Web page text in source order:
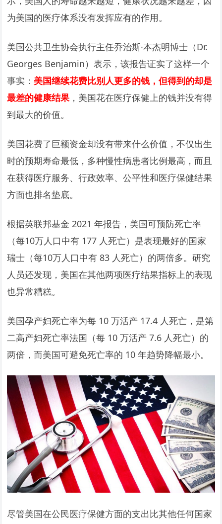
为美国的医疗体系没有发挥应有的作用。
美国公共卫生协会执行主任乔治斯·本杰明博士（Dr.
Georges Benjamin）表示，该报告证实了这样一个
事实： 美国继续花费比别人更多的钱，但得到的却是
最差的健康结果，美国花在医疗保健上的钱并没有得
到最大的价值。
美国花费了巨额资金却没有带来什么价值，不仅出生
时的预期寿命最低，多种慢性病患者比例最高，而且
在获得医疗服务、行政效率、公平性和医疗保健结果
方面也排名垫底。
根据英联邦基金 2021 年报告，美国可预防死亡率
（每10万人口中有 177 人死亡）是表现最好的国家
瑞士（每10万人口中有 83 人死亡）的两倍多。研究
人员还发现，美国在其他两项医疗结果指标上的表现
也异常糟糕。
美国孕产妇死亡率为每 10 万活产 17.4 人死亡，是第
二高产妇死亡率法国（每 10 万活产 7.6 人死亡）的
两倍，而美国可避免死亡率的 10 年趋势降幅最小。
尽管美国在公民医疗保健方面的支出比其他任何国家